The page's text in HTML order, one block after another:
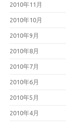
2010年11月
2010年10月
2010年9月
2010年8月
2010年7月
2010年6月
2010年5月
2010年4月